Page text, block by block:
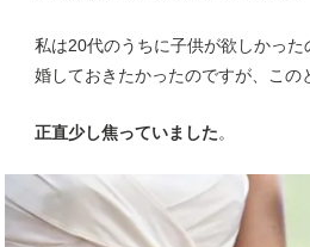
私は20代のうちに子供が欲しかっ
婚しておきたかったのですが、この
正直少し焦っていました。